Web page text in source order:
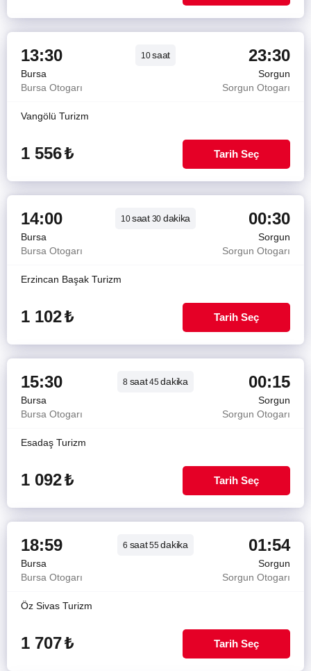
13:30 10saat 23:30
Bursa
Sorgun
Bursa Otogarı
Sorgun Otogarı
Vangölü Turizm
1 556₺ Tarih Seç
14:00 10saat30 dakika 00:30
Bursa
Sorgun
Bursa Otogarı
Sorgun Otogarı
Erzincan Başak Turizm
1 102₺ Tarih Seç
15:30 8 saat45dakika 00:15
Bursa
Sorgun
Bursa Otogarı
Sorgun Otogarı
Esadaş Turizm
1 092₺ Tarih Seç
18:59 6 saat55dakika 01:54
Bursa
Sorgun
Bursa Otogarı
Sorgun Otogarı
Öz Sivas Turizm
1 707₺ Tarih Seç